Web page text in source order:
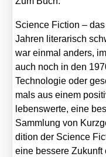
Sci­ence Fic­tion –
Jah­ren lite­ra­risch
war ein­mal anders,
auch noch in den
Tech­no­lo­gie oder
mals aus einem
lebens­wer­te, eine
Samm­lung von
di­ti­on der Sci­ence
eine bes­se­re